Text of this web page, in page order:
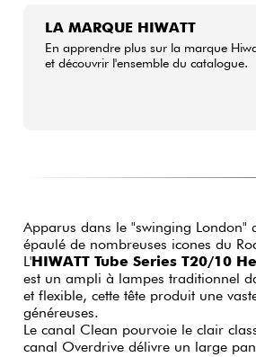
LA MARQUE HIWATT
En apprendre plus sur la marque
et découvrir l'ensemble du catalogue.
Apparus dans le "swinging London"
épaulé de nombreuses icones du
L'HIWATT Tube Series T20/10
est un ampli à lampes traditionnel
et flexible, cette tête produit une
généreuses.
Le canal Clean pourvoie le clair
canal Overdrive délivre un large